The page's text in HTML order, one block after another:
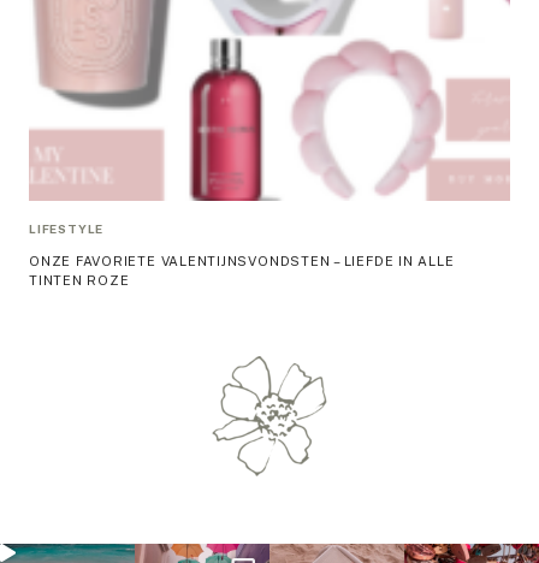
LIFESTYLE
ONZE FAVORIETE VALENTIJNSVONDSTEN – LIEFDE IN ALLE
TINTEN ROZE